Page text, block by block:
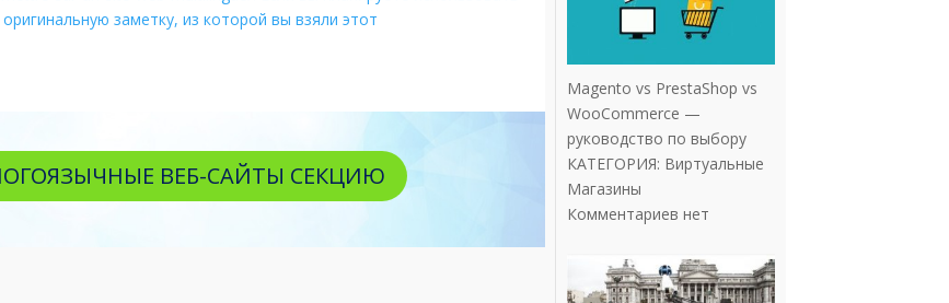
заметку, из которой вы взяли этот
ВЕБ-САЙТЫ СЕКЦИЮ
Magento vs PrestaShop vs
WooCommerce —
руководство по выбору
КАТЕГОРИЯ: Виртуальные
Магазины
Комментариев нет